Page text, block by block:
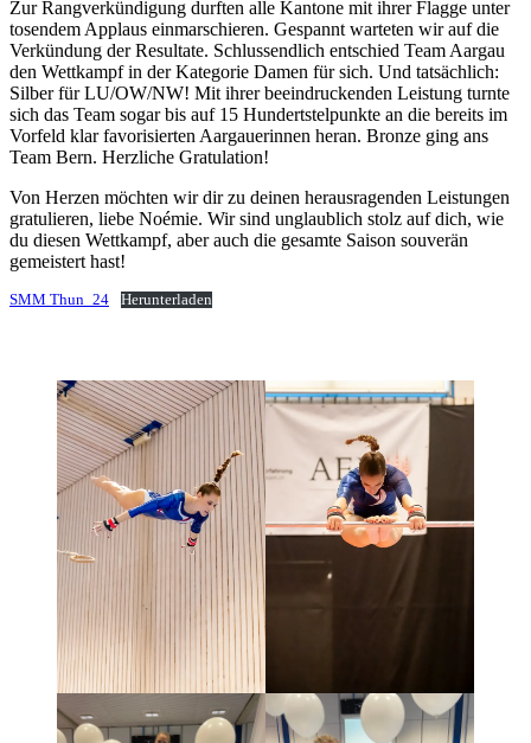
Zur Rangverkündigung durften alle Kantone mit ihrer Flagge unter
tosendem Applaus einmarschieren. Gespannt warteten wir auf die
Verkündung der Resultate. Schlussendlich entschied Team Aargau
den Wettkampf in der Kategorie Damen für sich. Und tatsächlich:
Silber für LU/OW/NW! Mit ihrer beeindruckenden Leistung turnte
sich das Team sogar bis auf 15 Hundertstelpunkte an die bereits im
Vorfeld klar favorisierten Aargauerinnen heran. Bronze ging ans
Team Bern. Herzliche Gratulation!
Von Herzen möchten wir dir zu deinen herausragenden Leistungen
gratulieren, liebe Noémie. Wir sind unglaublich stolz auf dich, wie
du diesen Wettkampf, aber auch die gesamte Saison souverän
gemeistert hast!
SMM Thun_24 Herunterladen